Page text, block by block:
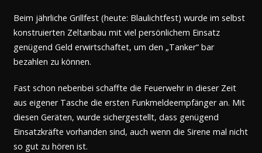
Beim jährliche Grillfest (heute: Blaulichtfest) wurde im selbst
konstruierten Zeltanbau mit viel persönlichem Einsatz
genügend Geld erwirtschaftet, um den „Tanker“ bar
bezahlen zu können.
Fast schon nebenbei schaffte die Feuerwehr in dieser Zeit
aus eigener Tasche die ersten Funkmeldeempfänger an. Mit
diesen Geräten, wurde sichergestellt, dass genügend
Einsatzkräfte vorhanden sind, auch wenn die Sirene mal nicht
so gut zu hören ist.